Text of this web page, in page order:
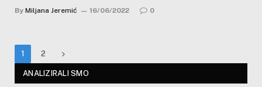
By Miljana Jeremić 16/06/2022 0
1 2 Next
ANALIZIRALI SMO